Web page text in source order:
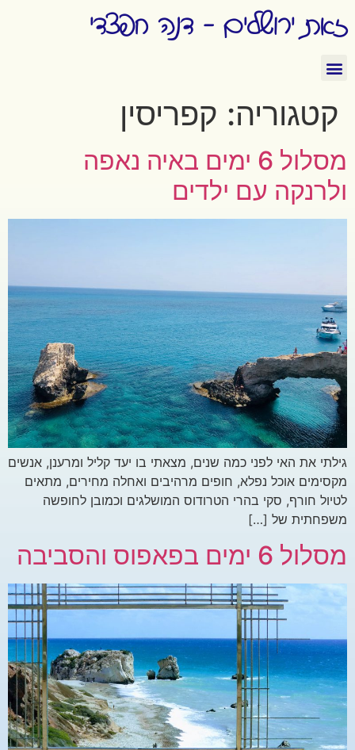
זאת ירושלים - דנה חפצדי
קטגוריה: קפריסין
מסלול 6 ימים באיה נאפה
ולרנקה עם ילדים
גילתי את האי לפני כמה שנים, מצאתי בו יעד קליל ומרענן, אנשים
מקסימים אוכל נפלא, חופים מרהיבים ואחלה מחירים, מתאים
לטיול חורף, סקי בהרי הטרודוס המושלגים וכמובן לחופשה
משפחתית של […]
מסלול 6 ימים בפאפוס והסביבה